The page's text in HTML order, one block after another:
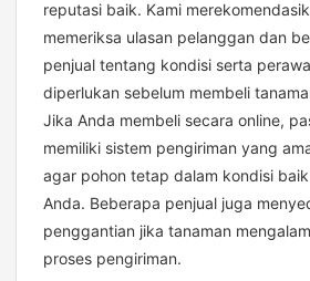
reputasi baik. Kami
memeriksa ulasan pelanggan dan
penjual tentang kondisi serta
diperlukan sebelum membeli
Jika Anda membeli secara online,
memiliki sistem pengiriman yang
agar pohon tetap dalam kondisi
Anda. Beberapa penjual juga
penggantian jika tanaman
proses pengiriman.